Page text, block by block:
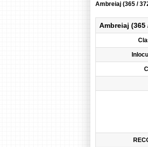
Ambreiaj (365 /
Ambreiaj (365